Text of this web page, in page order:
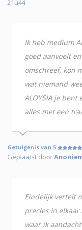
21u44
Ik heb medium
goed aanvoelt
omschreef, kon
wat niemand
ALOYSIA je
alles met een
Getuigenis van 5
Geplaatst door
Eindelijk vertelt
precies in
waar ik